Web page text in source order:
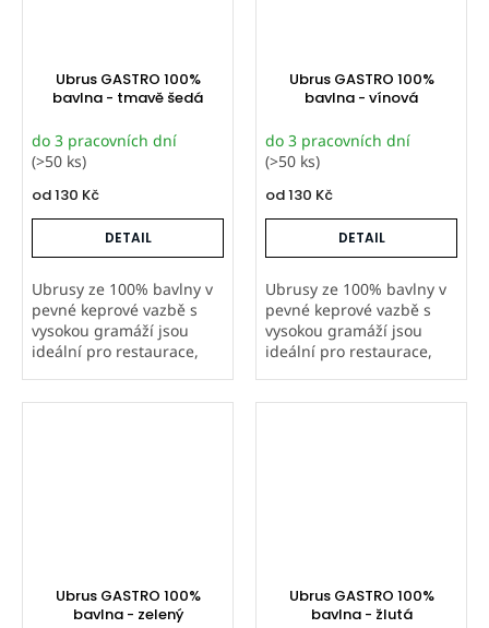
Ubrus GASTRO 100%
bavlna - tmavě šedá
do 3 pracovních dní
(>50 ks)
od130 Kč
DETAIL
Ubrusy ze 100% bavlny v
pevné keprové vazbě s
vysokou gramáží jsou
ideální pro restaurace,
Ubrus GASTRO 100%
bavlna - vínová
do 3 pracovních dní
(>50 ks)
od130 Kč
DETAIL
Ubrusy ze 100% bavlny v
pevné keprové vazbě s
vysokou gramáží jsou
ideální pro restaurace,
Ubrus GASTRO 100%
bavlna - zelený
Ubrus GASTRO 100%
bavlna - žlutá